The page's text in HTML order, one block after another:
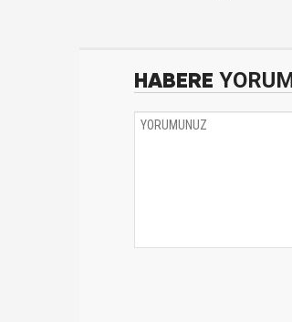
HABERE